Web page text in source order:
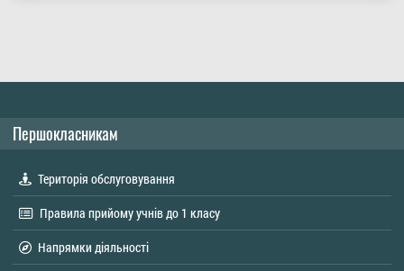
Першокласникам
Територія обслуговування
Правила прийому учнів до 1 класу
Напрямки діяльності